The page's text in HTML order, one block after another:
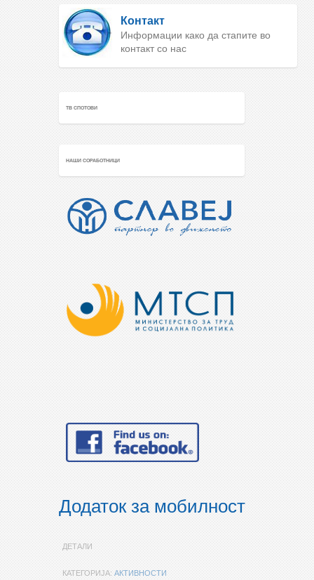
Контакт
Информации како да стапите во
контакт со нас
ТВ СПОТОВИ
НАШИ СОРАБОТНИЦИ
Додаток за мобилност
ДЕТАЛИ
КАТЕГОРИЈА: АКТИВНОСТИ